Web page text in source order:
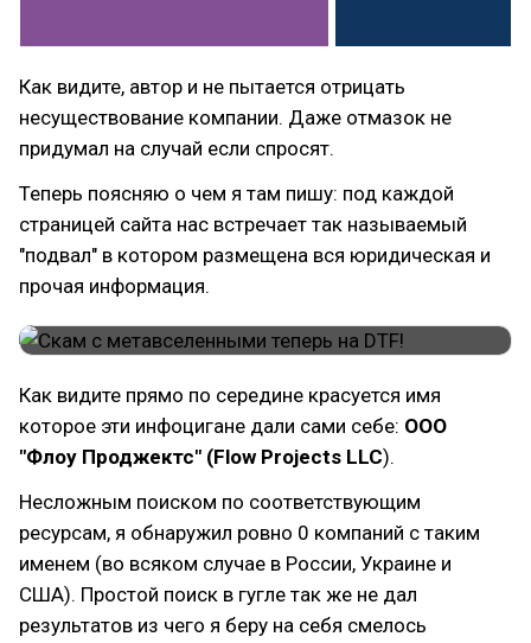
Как видите, автор и не пытается отрицать
несуществование компании. Даже отмазок не
придумал на случай если спросят.
Теперь поясняю о чем я там пишу: под каждой
страницей сайта нас встречает так называемый
"подвал" в котором размещена вся юридическая и
прочая информация.
Как видите прямо по середине красуется имя
которое эти инфоцигане дали сами себе: ООО
"Флоу Проджектс" (Flow Projects LLC).
Несложным поиском по соответствующим
ресурсам, я обнаружил ровно 0 компаний с таким
именем (во всяком случае в России, Украине и
США). Простой поиск в гугле так же не дал
результатов из чего я беру на себя смелось